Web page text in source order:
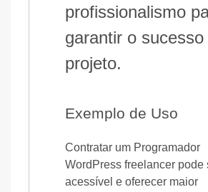
profissionalismo
garantir o sucesso
projeto.
Exemplo de Uso
Contratar um Programador
WordPress freelancer pode
acessível e oferecer maior